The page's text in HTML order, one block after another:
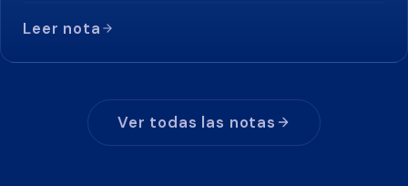
Leer nota
Ver todas las notas